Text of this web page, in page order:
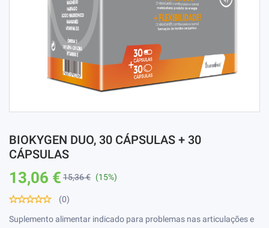
BIOKYGEN DUO, 30 CÁPSULAS + 30
CÁPSULAS
13,06 € 15,36 € (15%)
(0)
Suplemento alimentar indicado para problemas nas articulações e